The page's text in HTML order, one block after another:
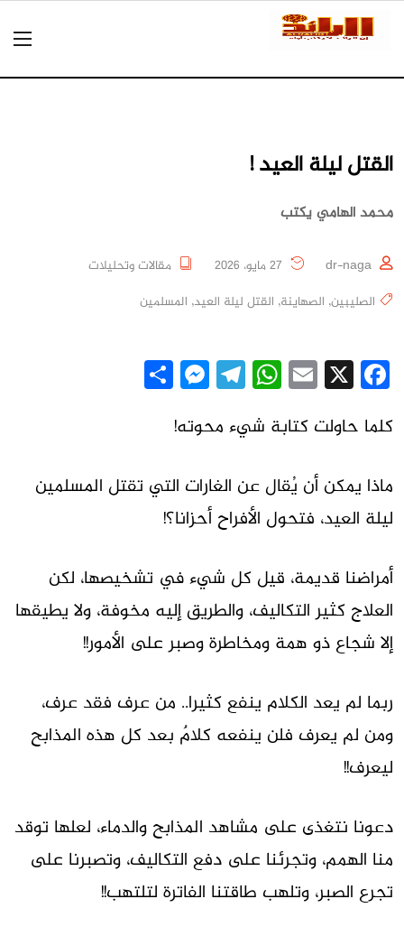
القتل ليلة العيد !
محمد الهامي يكتب
dr-naga
مقالات وتحليلات
الصليبين, الصهاينة, القتل ليلة العيد, المسلمين
Facebook
X
Email
WhatsApp
Telegram
Messenger
كلما حاولت كتابة شيء محوته!
ماذا يمكن أن يُقال عن الغارات التي تقتل المسلمين
ليلة العيد، فتحول الأفراح أحزانا؟!
أمراضنا قديمة، قيل كل شيء في تشخيصها، لكن
العلاج كثير التكاليف، والطريق إليه مخوفة، ولا يطيقها
إلا شجاع ذو همة ومخاطرة وصبر على الأمور!!
ربما لم يعد الكلام ينفع كثيرا.. من عرف فقد عرف،
ومن لم يعرف فلن ينفعه كلامٌ بعد كل هذه المذابح
ليعرف!!
دعونا نتغذى على مشاهد المذابح والدماء، لعلها توقد
منا الهمم، وتجرئنا على دفع التكاليف، وتصبرنا على
تجرع الصبر، وتلهب طاقتنا الفاترة لتلتهب!!